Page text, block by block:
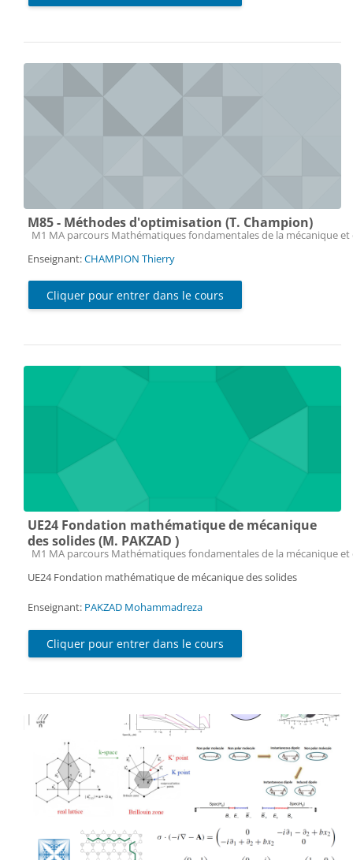
M85 - Méthodes d'optimisation (T. Champion)
Catégorie de cours
M1 MA parcours Mathématiques fondamentales de la mécanique
Enseignant:CHAMPION Thierry
Cliquer pour entrer dans le cours
UE24 Fondation mathématique de mécanique
des solides (M. PAKZAD )
Catégorie de cours
M1 MA parcours Mathématiques fondamentales de la mécanique
UE24 Fondation mathématique de mécanique des solides
Enseignant: PAKZAD Mohammadreza
Cliquer pour entrer dans le cours